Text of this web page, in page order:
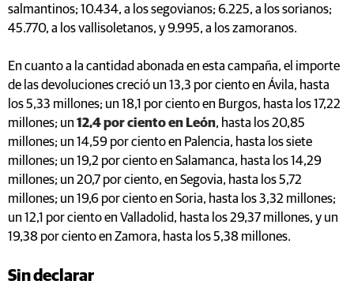
salmantinos; 10.434, a los segovianos; 6.225, a los sorianos;
45.770, a los vallisoletanos, y 9.995, a los zamoranos.
En cuanto a la cantidad abonada en esta campaña, el importe
de las devoluciones creció un 13,3 por ciento en Ávila, hasta
los 5,33 millones; un 18,1 por ciento en Burgos, hasta los 17,22
millones; un 12,4 por ciento en León, hasta los 20,85
millones; un 14,59 por ciento en Palencia, hasta los siete
millones; un 19,2 por ciento en Salamanca, hasta los 14,29
millones; un 20,7 por ciento, en Segovia, hasta los 5,72
millones; un 19,6 por ciento en Soria, hasta los 3,32 millones;
un 12,1 por ciento en Valladolid, hasta los 29,37 millones, y un
19,38 por ciento en Zamora, hasta los 5,38 millones.
Sin declarar